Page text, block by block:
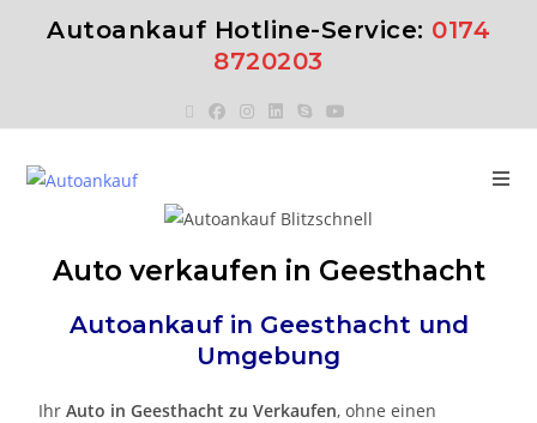
Autoankauf Hotline-Service: 0174
8720203
Auto verkaufen in Geesthacht
Autoankauf in Geesthacht und
Umgebung
IhrAuto inGeesthachtzuVerkaufen, ohne einen